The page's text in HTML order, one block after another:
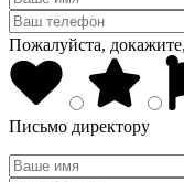
Пожалуйста,
Письмо директору